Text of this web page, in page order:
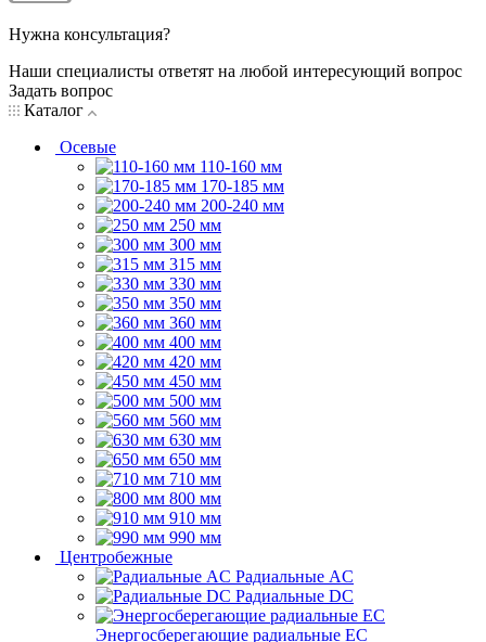
Нужна консультация?
Наши специалисты ответят на любой интересующий вопрос
Задать вопрос
Каталог
Осевые
110-160 мм
170-185 мм
200-240 мм
250 мм
300 мм
315 мм
330 мм
350 мм
360 мм
400 мм
420 мм
450 мм
500 мм
560 мм
630 мм
650 мм
710 мм
800 мм
910 мм
990 мм
Центробежные
Радиальные AC
Радиальные DC
Энергосберегающие радиальные EC